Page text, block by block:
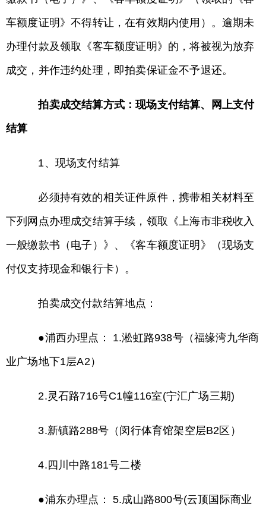
车额度证明》不得转让，在有效期内使用）。逾期未
办理付款及领取《客车额度证明》的，将被视为放弃
成交，并作违约处理，即拍卖保证金不予退还。
拍卖成交结算方式：现场支付结算、网上支付
结算
1、现场支付结算
必须持有效的相关证件原件，携带相关材料至
下列网点办理成交结算手续，领取《上海市非税收入
一般缴款书（电子）》、《客车额度证明》（现场支
付仅支持现金和银行卡）。
拍卖成交付款结算地点：
●浦西办理点： 1.淞虹路938号（福缘湾九华商
业广场地下1层A2）
2.灵石路716号C1幢116室(宁汇广场三期)
3.新镇路288号（闵行体育馆架空层B2区）
4.四川中路181号二楼
●浦东办理点： 5.成山路800号(云顶国际商业